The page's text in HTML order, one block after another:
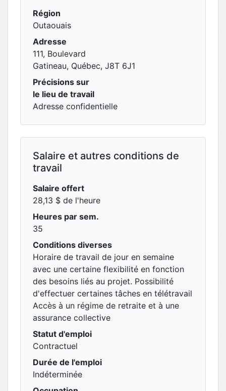
Région
Outaouais
Adresse
111, Boulevard
Gatineau, Québec, J8T 6J1
Précisions sur
le lieu de travail
Adresse confidentielle
Salaire et autres conditions de
travail
Salaire offert
28,13 $ de l'heure
Heures par sem.
35
Conditions diverses
Horaire de travail de jour en semaine
avec une certaine flexibilité en fonction
des besoins liés au projet. Possibilité
d'effectuer certaines tâches en télétravail
Accès à un régime de retraite et à une
assurance collective
Statut d'emploi
Contractuel
Durée de l'emploi
Indéterminée